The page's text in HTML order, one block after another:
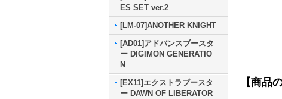
ES SET ver.2
[LM-07]ANOTHER KNIGHT
[AD01]アドバンスブースタ
ー DIGIMON GENERATIO
N
[EX11]エクストラブースタ
ー DAWN OF LIBERATOR
【商品